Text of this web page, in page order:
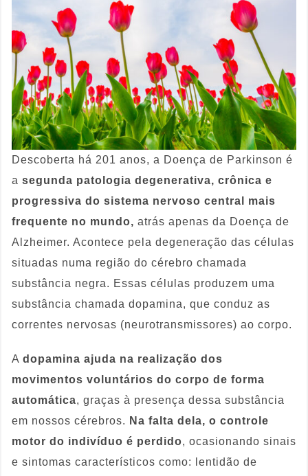
Descoberta há 201 anos, a Doença de Parkinson é
a segunda patologia degenerativa, crônica e
progressiva do sistema nervoso central mais
frequente no mundo, atrás apenas da Doença de
Alzheimer. Acontece pela degeneração das células
situadas numa região do cérebro chamada
substância negra. Essas células produzem uma
substância chamada dopamina, que conduz as
correntes nervosas (neurotransmissores) ao corpo.
A dopamina ajuda na realização dos
movimentos voluntários do corpo de forma
automática, graças à presença dessa substância
em nossos cérebros. Na falta dela, o controle
motor do indivíduo é perdido, ocasionando sinais
e sintomas característicos como: lentidão de